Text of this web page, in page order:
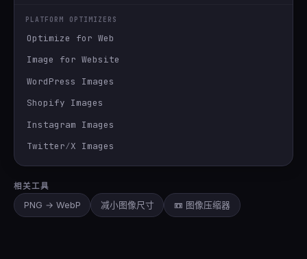
PLATFORM OPTIMIZERS
Optimize for Web
Image for Website
WordPress Images
Shopify Images
Instagram Images
Twitter∕X Images
相关工具
PNG → WebP
减小图像尺寸 📼 图像压缩器